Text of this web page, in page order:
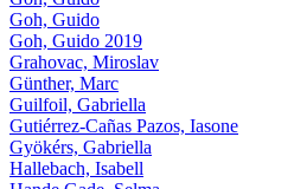
Goh, Guido
Goh, Guido 2019
Grahovac, Miroslav
Günther, Marc
Guilfoil, Gabriella
Gutiérrez-Cañas Pazos, Iasone
Gyökérs, Gabriella
Hallebach, Isabell